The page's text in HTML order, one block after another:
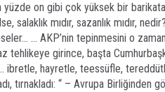
yüzde on gibi çok yüksek bir
mıdır, sazanlık mıdır,
… AKP’nin tepinmesini o
tehlikeye girince, başta
ibretle, hayretle, teessüfle,
tırnakladı: “ – Avrupa Birliğinden